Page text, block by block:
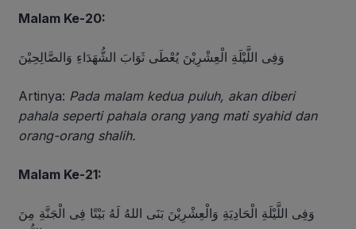
Malam Ke-20:
وَفِى اللَّيْلَةِ الْعِشْرِيْنَ يُعْطَى ثَوَابَ الشُّهَدَاءِ وَالصَّالِحِيْنَ
Artinya: Pada malam kedua puluh, akan diberi
pahala seperti pahala orang yang mati syahid dan
orang-orang shalih.
Malam Ke-21:
وَفِى اللَّيْلَةِ الْحَادِيَةِ وَالْعِشْرِيْنَ بَنَى اللهُ لَهُ بَيْتًا فِى الْجَنَّةِ مِنَ